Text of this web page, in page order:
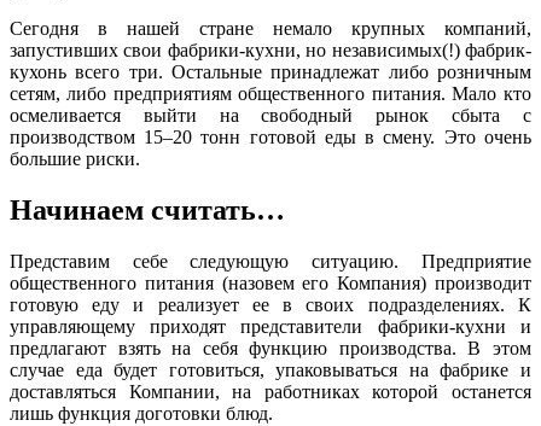
Сегодня в нашей стране немало крупных компаний,
запустивших свои фабрики-кухни, но независимых(!) фабрик-
кухонь всего три. Остальные принадлежат либо розничным
сетям, либо предприятиям общественного питания. Мало кто
осмеливается выйти на свободный рынок сбыта с
производством 15–20 тонн готовой еды в смену. Это очень
большие риски.
Начинаем считать…
Представим себе следующую ситуацию. Предприятие
общественного питания (назовем его Компания) производит
готовую еду и реализует ее в своих подразделениях. К
управляющему приходят представители фабрики-кухни и
предлагают взять на себя функцию производства. В этом
случае еда будет готовиться, упаковываться на фабрике и
доставляться Компании, на работниках которой останется
лишь функция доготовки блюд.